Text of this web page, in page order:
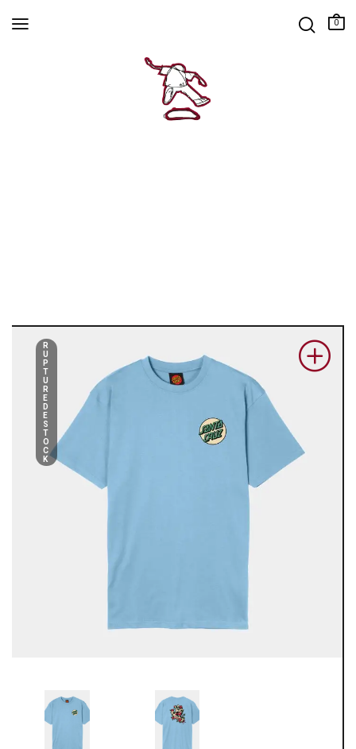
0
R
U
P
T
U
R
E
D
E
S
T
O
C
K